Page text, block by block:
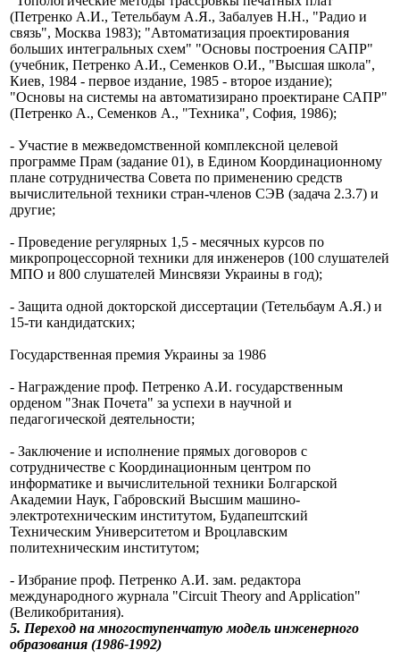
(Петренко А.И., Тетельбаум А.Я., Забалуев Н.Н., "Радио и
связь", Москва 1983); "Автоматизация проектирования
больших интегральных схем" "Основы построения САПР"
(учебник, Петренко А.И., Семенков О.И., "Высшая школа",
Киев, 1984 - первое издание, 1985 - второе издание);
"Основы на системы на автоматизирано проектиране САПР"
(Петренко А., Семенков А., "Техника", София, 1986);
- Участие в межведомственной комплексной целевой
программе Прам (задание 01), в Едином Координационному
плане сотрудничества Совета по применению средств
вычислительной техники стран-членов СЭВ (задача 2.3.7) и
другие;
- Проведение регулярных 1,5 - месячных курсов по
микропроцессорной техники для инженеров (100 слушателей
МПО и 800 слушателей Минсвязи Украины в год);
- Защита одной докторской диссертации (Тетельбаум А.Я.) и
15-ти кандидатских;
Государственная премия Украины за 1986
- Награждение проф. Петренко А.И. государственным
орденом "Знак Почета" за успехи в научной и
педагогической деятельности;
- Заключение и исполнение прямых договоров с
сотрудничестве с Координационным центром по
информатике и вычислительной техники Болгарской
Академии Наук, Габровский Высшим машино-
электротехническим институтом, Будапештский
Техническим Университетом и Вроцлавским
политехническим институтом;
- Избрание проф. Петренко А.И. зам. редактора
международного журнала "Circuit Theory and Application"
(Великобритания).
5. Переход на многоступенчатую модель инженерного
образования (1986-1992)